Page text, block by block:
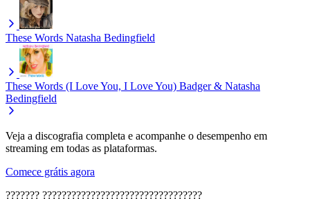
These Words Natasha Bedingfield
These Words (I Love You, I Love You) Badger & Natasha
Bedingfield
Veja a discografia completa e acompanhe o desempenho em
streaming em todas as plataformas.
Comece grátis agora
??????? ?????????????????????????????????